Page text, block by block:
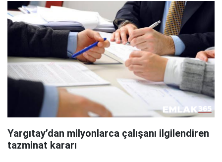
Yargıtay’dan milyonlarca çalışanı ilgilendiren
tazminat kararı